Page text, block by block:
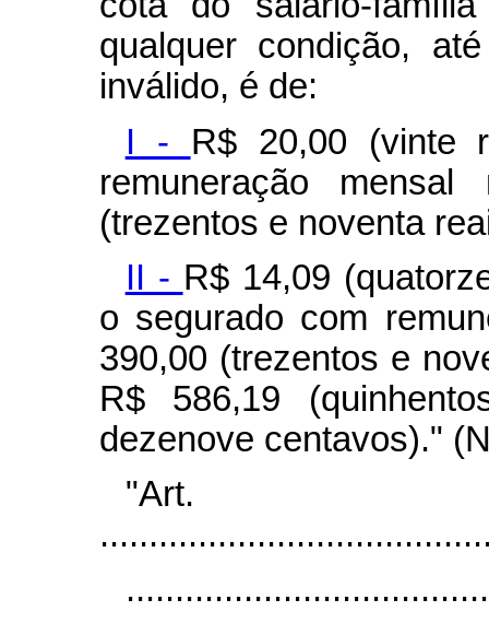
qualquer condição,
inválido, é de:
I - R$ 20,00 (vinte
remuneração
(trezentos e noventa
II - R$ 14,09
o segurado com
390,00 (trezentos e
R$ 586,19
dezenove centavos)."